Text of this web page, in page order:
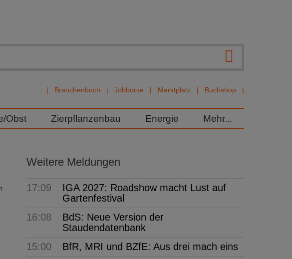
Branchenbuch Jobbörse Marktplatz Buchshop
Obst Zierpflanzenbau Energie Mehr...
Weitere Meldungen
17:09
IGA 2027: Roadshow macht Lust auf
Gartenfestival
16:08
BdS: Neue Version der
Staudendatenbank
15:00
BfR, MRI und BZfE: Aus drei mach eins